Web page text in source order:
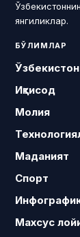
янгиликлар.
БЎЛИМЛАР
Ўзбекистон
Иқтисод
Молия
Маданият
Спорт
Махсус